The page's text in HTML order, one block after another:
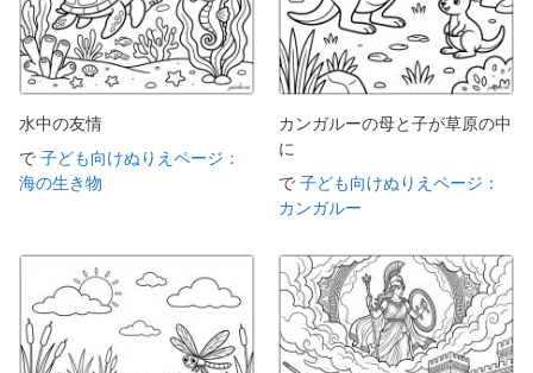
水中の友情
で 子ども向けぬりえページ：
海の生き物
カンガルーの母と子が草原の中
に
で 子ども向けぬりえページ：
カンガルー